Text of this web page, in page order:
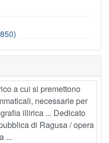
a cui si premettono
necessarie per
illirica ... Dedicato
di Ragusa / opera
...